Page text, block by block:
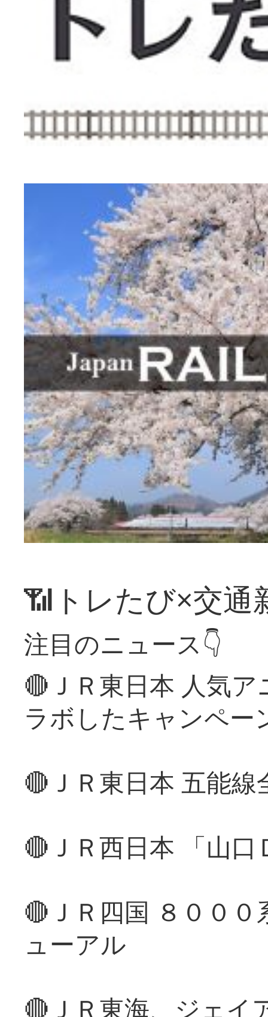
📶トレたび×交通
注目のニュース👇
🔴ＪＲ東日本 人気
ラボしたキャンペー
🔴ＪＲ東日本 五能
🔴ＪＲ西日本 「山
🔴ＪＲ四国 ８００
ューアル
🔴ＪＲ東海、ジェイ